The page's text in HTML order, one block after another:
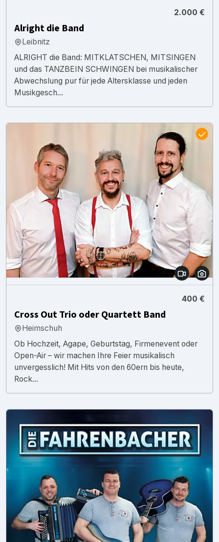
2.000 €
Alright die Band
Leibnitz
ALRIGHT die Band: MITKLATSCHEN, MITSINGEN
und das TANZBEIN SCHWINGEN bei musikalischer
Abwechslung pur für jede Altersklasse und jeden
Musikgesch...
400 €
Cross Out Trio oder Quartett Band
Heimschuh
Ob Hochzeit, Agape, Geburtstag, Firmenevent oder
Open-Air – wir machen Ihre Feier musikalisch
unvergesslich! Mit Hits von den 60ern bis heute,
Rock...